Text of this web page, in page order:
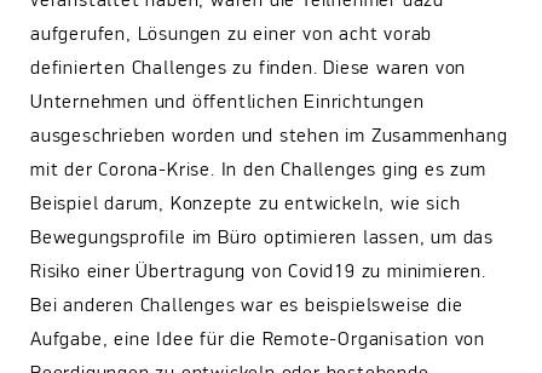
aufgerufen, Lösungen zu einer von acht vorab
definierten Challenges zu finden. Diese waren von
Unternehmen und öffentlichen Einrichtungen
ausgeschrieben worden und stehen im Zusammenhang
mit der Corona-Krise. In den Challenges ging es zum
Beispiel darum, Konzepte zu entwickeln, wie sich
Bewegungsprofile im Büro optimieren lassen, um das
Risiko einer Übertragung von Covid19 zu minimieren.
Bei anderen Challenges war es beispielsweise die
Aufgabe, eine Idee für die Remote-Organisation von